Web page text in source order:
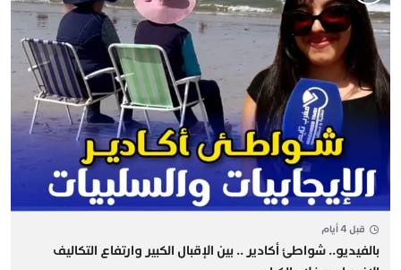
قبل 4 أيام
بالفيديو.. شواطئ أكادير .. بين الإقبال الكبير وارتفاع التكاليف